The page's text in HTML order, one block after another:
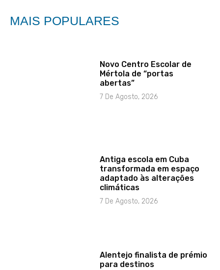
MAIS POPULARES
Novo Centro Escolar de
Mértola de “portas
abertas”
7 De Agosto, 2026
Antiga escola em Cuba
transformada em espaço
adaptado às alterações
climáticas
7 De Agosto, 2026
Alentejo finalista de prémio
para destinos